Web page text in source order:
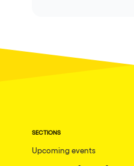
SECTIONS
Upcoming events